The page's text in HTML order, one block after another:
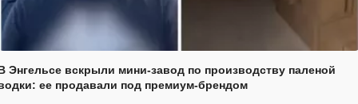
Энгельсе вскрыли мини-завод по производству паленой
ее продавали под премиум-брендом